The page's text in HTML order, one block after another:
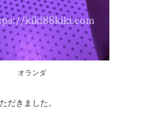
オランダ
だきました。